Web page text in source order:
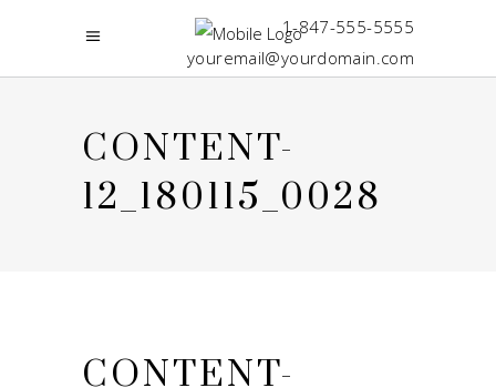
1-847-555-5555
youremail@yourdomain.com
CONTENT-
12_180115_0028
CONTENT-